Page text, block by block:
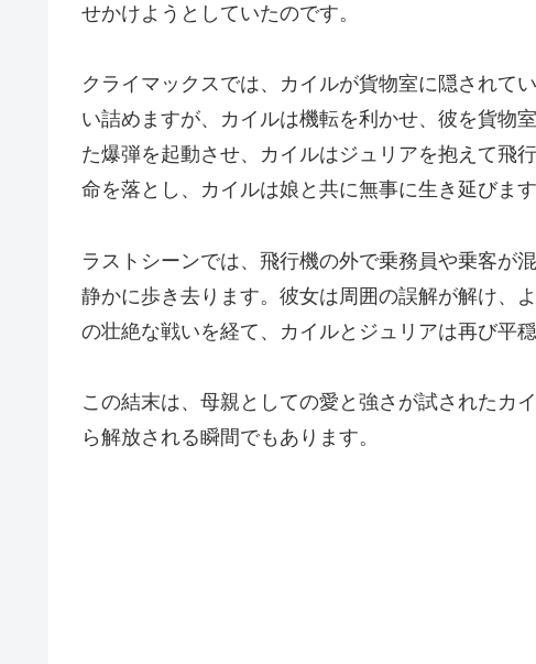
せかけようとしていたのです。
クライマックスでは、カイルが貨物室に隠されて
い詰めますが、カイルは機転を利かせ、彼を貨物
た爆弾を起動させ、カイルはジュリアを抱えて飛
命を落とし、カイルは娘と共に無事に生き延びます
ラストシーンでは、飛行機の外で乗務員や乗客が
静かに歩き去ります。彼女は周囲の誤解が解け、
の壮絶な戦いを経て、カイルとジュリアは再び平
この結末は、母親としての愛と強さが試されたカ
ら解放される瞬間でもあります。